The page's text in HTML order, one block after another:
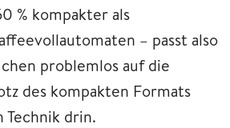
% kompakter als
– passt also
problemlos auf die
des kompakten Formats
drin.